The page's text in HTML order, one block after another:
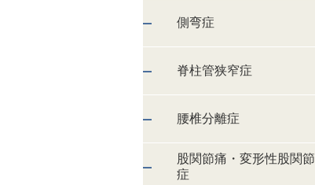
側弯症
脊柱管狭窄症
腰椎分離症
股関節痛・変形性股関節
症